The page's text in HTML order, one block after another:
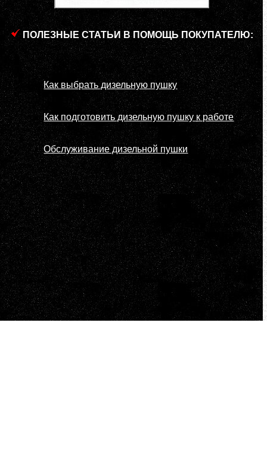
ПОЛЕЗНЫЕ СТАТЬИ В ПОМОЩЬ ПОКУПАТЕЛЮ:
Как выбрать дизельную пушку
Как подготовить дизельную пушку к работе
Обслуживание дизельной пушки